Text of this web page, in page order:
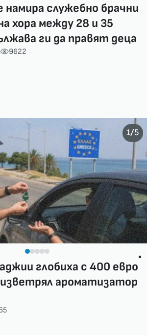
намира служебно брачни
хора между 28 и 35
ги да правят деца
9622
глобиха с 400 евро
ароматизатор
1/5